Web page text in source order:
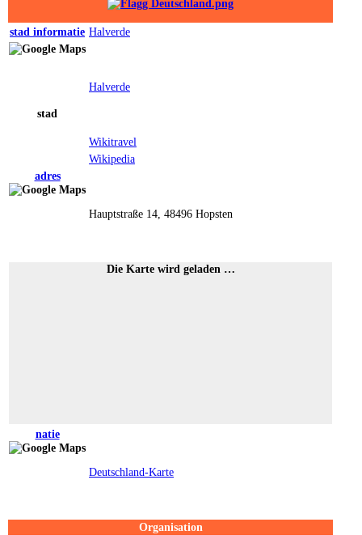
stad informatie Halverde
stad
Halverde
Wikitravel
Wikipedia
adres
Hauptstraße 14, 48496 Hopsten
Die Karte wird geladen …
natie
Deutschland-Karte
Organisation